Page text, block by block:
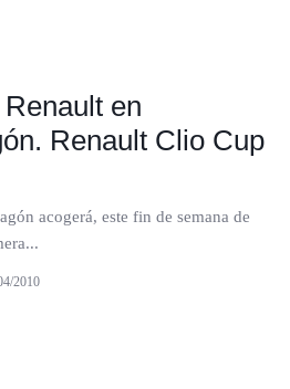
en
Renault Clio Cup
acogerá, este fin de semana de
2010